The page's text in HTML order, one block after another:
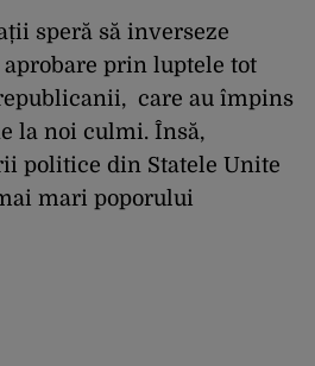
speră să inverseze
aprobare prin luptele tot
care au împins
la noi culmi. Însă,
politice din Statele Unite
mari poporului